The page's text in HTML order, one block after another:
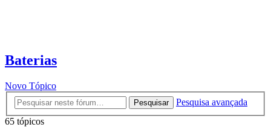
Baterias
Novo Tópico
Pesquisar
Pesquisa avançada
65 tópicos